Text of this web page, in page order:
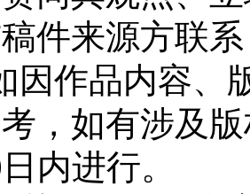
件来源方联
因作品内容、
，如有涉及
内进行。